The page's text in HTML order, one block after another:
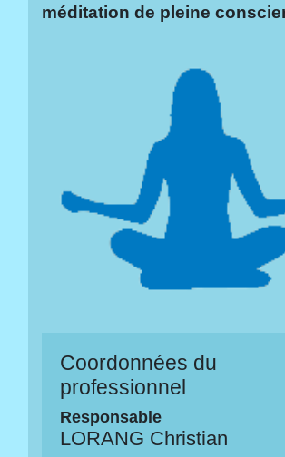
méditation de pleine
Coordonnées du
professionnel
Responsable
LORANG Christian